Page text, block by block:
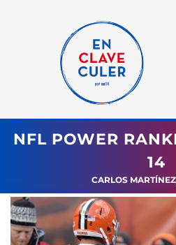
NFL POWER
14
CARLOS MARTÍNEZ